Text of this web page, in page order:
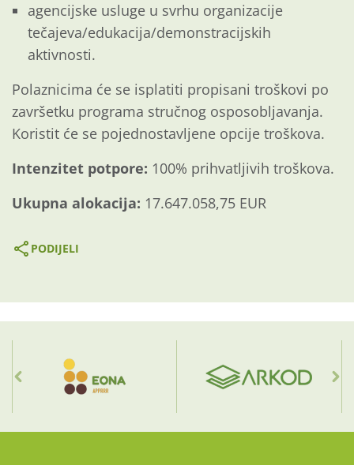
agencijske usluge u svrhu organizacije
tečajeva/edukacija/demonstracijskih
aktivnosti.
Polaznicima će se isplatiti propisani troškovi po
završetku programa stručnog osposobljavanja.
Koristit će se pojednostavljene opcije troškova.
Intenzitet potpore: 100% prihvatljivih troškova.
Ukupna alokacija: 17.647.058,75 EUR
PODIJELI